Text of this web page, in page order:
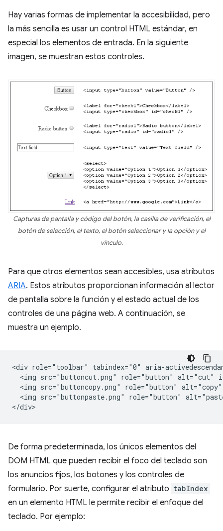
Hay varias formas de implementar la accesibilidad, pero
la más sencilla es usar un control HTML estándar, en
especial los elementos de entrada. En la siguiente
imagen, se muestran estos controles.
Capturas de pantalla y código del botón, la casilla de verificación, el
botón de selección, el texto, el botón seleccionar y la opción y el
vínculo.
Para que otros elementos sean accesibles, usa atributos
ARIA. Estos atributos proporcionan información al lector
de pantalla sobre la función y el estado actual de los
controles de una página web. A continuación, se
muestra un ejemplo.
<div role="toolbar" tabindex="0" aria-
<img src="buttoncut.png" role="button" alt="cut"
<img src="buttoncopy.png" role="button"
<img src="buttonpaste.png" role="button"
De forma predeterminada, los únicos elementos del
DOM HTML que pueden recibir el foco del teclado son
los anuncios fijos, los botones y los controles de
formulario. Por suerte, configurar el atributo tabIndex
en un elemento HTML le permite recibir el enfoque del
teclado. Por ejemplo: